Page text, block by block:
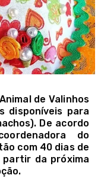
de Valinhos
disponíveis para
De acordo
do
com 40 dias de
da próxima